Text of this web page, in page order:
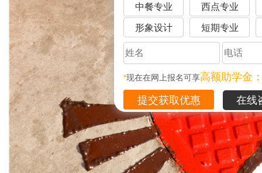
中餐专业 西点专业
形象设计 短期专业
*现在在网上报名可享高额助学金
在线